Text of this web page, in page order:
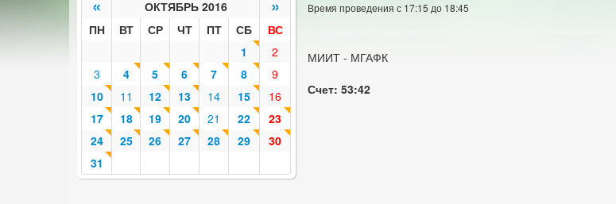
« ОКТЯБРЬ 2016 »
ПН ВТ СР ЧТ ПТ СБ
ВС
1
2
3
4 5 6 7 8
9
10
11 12 13 14 15
16
17
18 19 20 21 22
23
24
25 26 27 28 29
30
31
Время проведения с 17:15 до 18:45
МИИТ - МГАФК
Счет: 53:42